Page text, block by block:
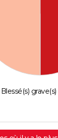
Blessé(s) grave(s)